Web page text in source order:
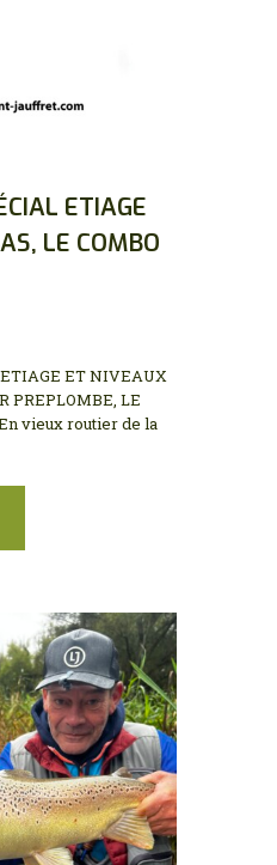
ETIAGE
LE COMBO
ET NIVEAUX
PREPLOMBE, LE
vieux routier de la